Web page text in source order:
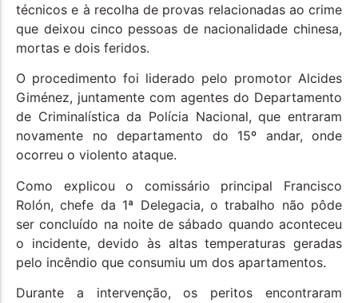
técnicos e à recolha de provas relacionadas ao crime
que deixou cinco pessoas de nacionalidade chinesa,
mortas e dois feridos.
O procedimento foi liderado pelo promotor Alcides
Giménez, juntamente com agentes do Departamento
de Criminalística da Polícia Nacional, que entraram
novamente no departamento do 15º andar, onde
ocorreu o violento ataque.
Como explicou o comissário principal Francisco
Rolón, chefe da 1ª Delegacia, o trabalho não pôde
ser concluído na noite de sábado quando aconteceu
o incidente, devido às altas temperaturas geradas
pelo incêndio que consumiu um dos apartamentos.
Durante a intervenção, os peritos encontraram